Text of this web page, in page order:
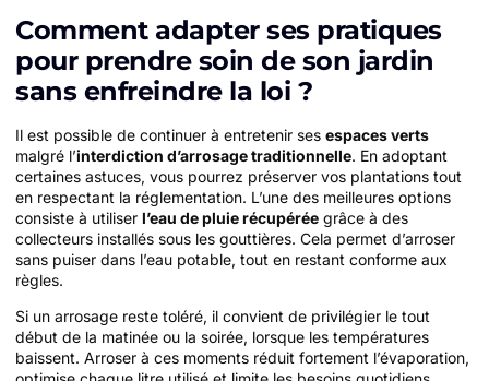
Comment adapter ses pratiques
pour prendre soin de son jardin
sans enfreindre la loi ?
Il est possible de continuer à entretenir ses espaces verts
malgré l’interdiction d’arrosage traditionnelle. En adoptant
certaines astuces, vous pourrez préserver vos plantations tout
en respectant la réglementation. L’une des meilleures options
consiste à utiliser l’eau de pluie récupérée grâce à des
collecteurs installés sous les gouttières. Cela permet d’arroser
sans puiser dans l’eau potable, tout en restant conforme aux
règles.
Si un arrosage reste toléré, il convient de privilégier le tout
début de la matinée ou la soirée, lorsque les températures
baissent. Arroser à ces moments réduit fortement l’évaporation,